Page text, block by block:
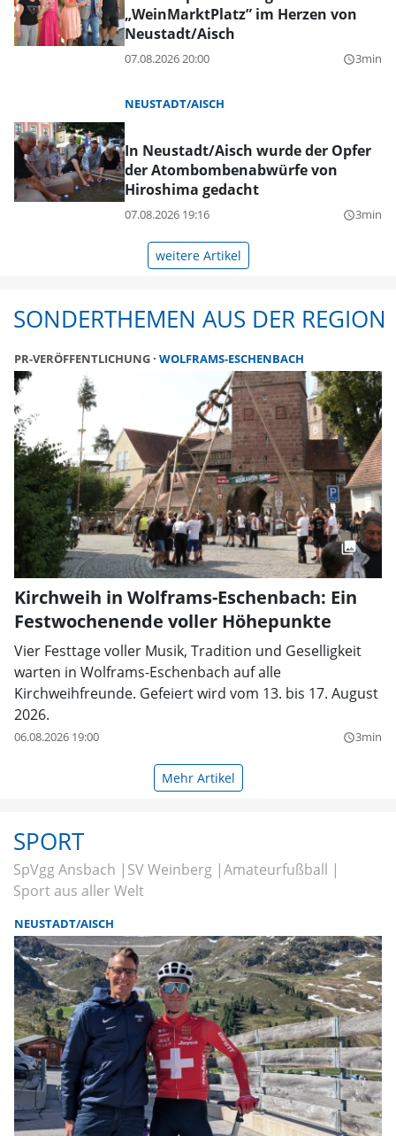
„WeinMarktPlatz” im Herzen von
Neustadt/Aisch
07.08.2026 20:00 query_builder3min
NEUSTADT/AISCH
In Neustadt/Aisch wurde der Opfer
der Atombombenabwürfe von
Hiroshima gedacht
07.08.2026 19:16 query_builder3min
weitere Artikel
SONDERTHEMEN AUS DER REGION
PR-VERÖFFENTLICHUNG WOLFRAMS-ESCHENBACH
Kirchweih in Wolframs-Eschenbach: Ein
Festwochenende voller Höhepunkte
Vier Festtage voller Musik, Tradition und Geselligkeit
warten in Wolframs-Eschenbach auf alle
Kirchweihfreunde. Gefeiert wird vom 13. bis 17. August
2026.
06.08.2026 19:00 query_builder3min
Mehr Artikel
SPORT
SpVgg Ansbach SV Weinberg Amateurfußball
Sport aus aller Welt
NEUSTADT/AISCH